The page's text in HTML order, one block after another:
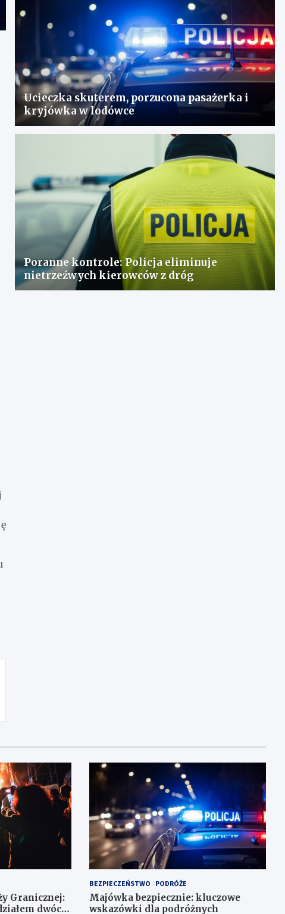
Ucieczka skuterem, porzucona pasażerka i
kryjówka w lodówce
Poranne kontrole: Policja eliminuje
nietrzeźwych kierowców z dróg
Granicznej:
dwóch
BEZPIECZEŃSTWO PODRÓŻE
Majówka bezpiecznie: kluczowe
wskazówki dla podróżnych